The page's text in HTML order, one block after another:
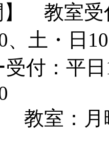
】 教室受
、土・日
付：平
教室：